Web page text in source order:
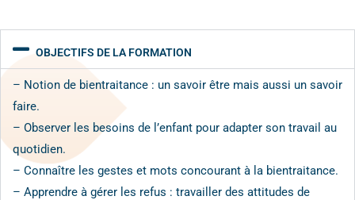
OBJECTIFS DE LA FORMATION
– Notion de bientraitance : un savoir être mais aussi un savoir
faire.
– Observer les besoins de l’enfant pour adapter son travail au
quotidien.
– Connaître les gestes et mots concourant à la bientraitance.
– Apprendre à gérer les refus : travailler des attitudes de